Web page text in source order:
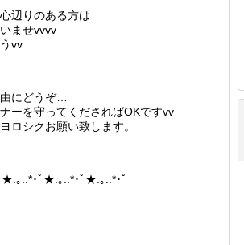
辺りのある方は
ませvvvv
vv
にどうぞ…
ーを守ってくださればOKですvv
ロシクお願い致します。
｡.:*･ﾟ★.｡.:*･ﾟ★.｡.:*･ﾟ